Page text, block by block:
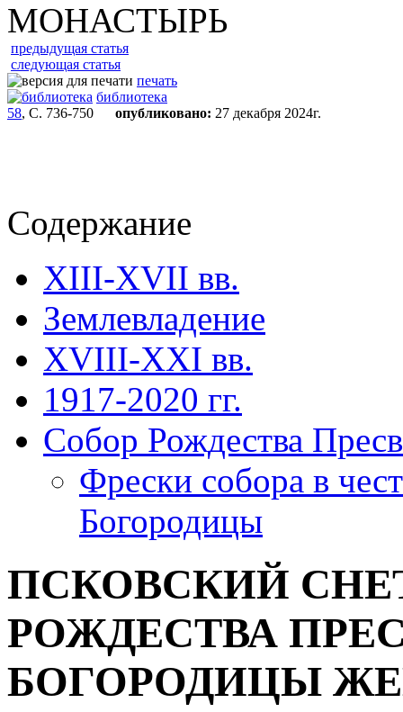
МОНАСТЫРЬ
предыдущая статья
следующая статья
печать
библиотека
58, С. 736-750 опубликовано: 27 декабря 2024г.
Содержание
XIII-XVII вв.
Землевладение
XVIII-XXI вв.
1917-2020 гг.
Собор Рождества
Фрески собора в
Богородицы
ПСКОВСКИЙ
РОЖДЕСТВА
БОГОРОДИЦЫ